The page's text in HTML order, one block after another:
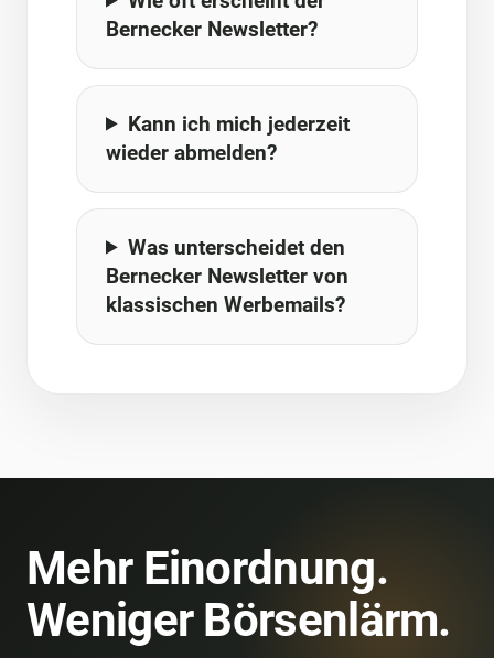
Bernecker Newsletter?
Kann ich mich jederzeit
wieder abmelden?
Was unterscheidet den
Bernecker Newsletter von
klassischen Werbemails?
Mehr Einordnung.
Weniger Börsenlärm.